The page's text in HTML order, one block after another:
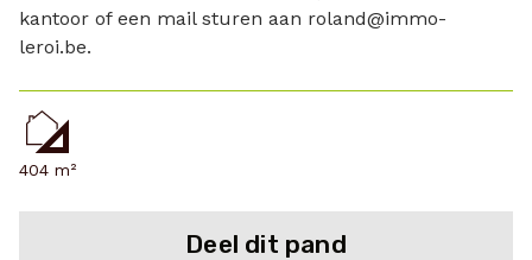
kantoor of een mail sturen aan roland@immo-
leroi.be.
404 m²
Deel dit pand